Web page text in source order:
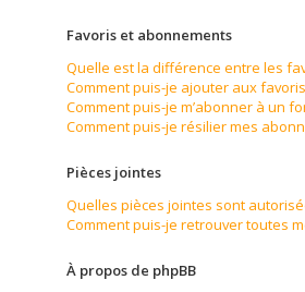
Favoris et abonnements
Quelle est la différence entre les
Comment puis-je ajouter aux
Comment puis-je m’abonner à un
Comment puis-je résilier mes
Pièces jointes
Quelles pièces jointes sont
Comment puis-je retrouver toutes
À propos de phpBB